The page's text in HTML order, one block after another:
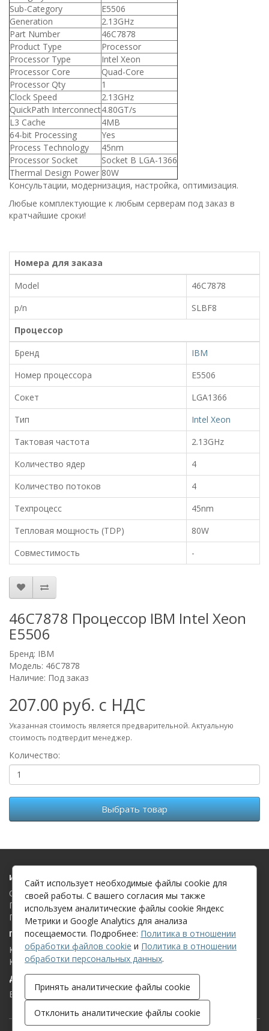
Sub-Category
E5506
Generation
2.13GHz
Part Number
46C7878
Product Type
Processor
Processor Type
Intel Xeon
Processor Core
Quad-Core
Processor Qty
1
Clock Speed
2.13GHz
QuickPath Interconnect4.80GT/s
L3 Cache
4MB
64-bit Processing
Yes
Process Technology
45nm
Processor Socket
Socket B LGA-1366
Thermal Design Power 80W
Консультации, модернизация, настройка, оптимизация.
Любые комплектующие к любым серверам под заказ в
кратчайшие сроки!
Номера для заказа
Model
46C7878
p/n
SLBF8
Процессор
Бренд
IBM
Номер процессора
E5506
Сокет
LGA1366
Тип
Intel Xeon
Тактовая частота
2.13GHz
Количество ядер
4
Количество потоков
4
Техпроцесс
45nm
Тепловая мощность (TDP)
80W
Совместимость
-
46C7878 Процессор IBM Intel Xeon
E5506
Бренд: IBM
Модель: 46C7878
Наличие: Под заказ
207.00 руб. с НДС
Указанная стоимость является предварительной. Актуальную
стоимость подтвердит менеджер.
Количество:
Выбрать товар
Информация
О компании
Политика в отношении обработки файлов cookie
Политика в отношении обработки персональных данных
Поддержка клиентов
Контакты
Карта сайта
Дополнительно
Бренды
Сайт использует необходимые файлы cookie для
своей работы. С вашего согласия мы также
используем аналитические файлы cookie Яндекс
Метрики и Google Analytics для анализа
посещаемости. Подробнее: Политика в отношении
обработки файлов cookie и Политика в отношении
обработки персональных данных.
Принять аналитические файлы cookie
Отклонить аналитические файлы cookie